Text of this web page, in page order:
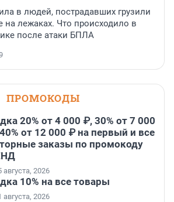
в людей, пострадавших грузили
на лежаках. Что происходило в
после атаки БПЛА
ПРОМОКОДЫ
20% от 4 000 ₽, 30% от 7 000
от 12 000 ₽ на первый и все
заказы по промокоду
августа, 2026
10% на все товары
августа, 2026